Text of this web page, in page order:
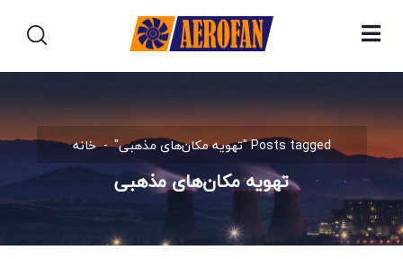
خانه Posts tagged "تهویه مکان‌های مذهبی"
تهویه مکان‌های مذهبی